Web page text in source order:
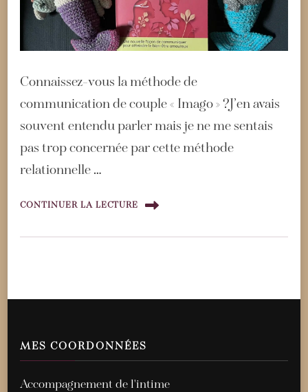
Connaissez-vous la méthode de
communication de couple « Imago » ?J’en avais
souvent entendu parler mais je ne me sentais
pas trop concernée par cette méthode
relationnelle …
CONTINUER LA LECTURE
MES COORDONNÉES
Accompagnement de l'intime